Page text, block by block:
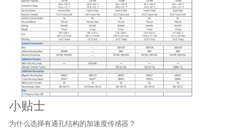
小贴士
为什么选择有通孔结构的加速度传感器？